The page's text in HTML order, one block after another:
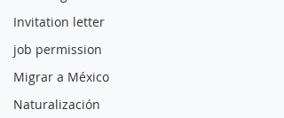
Invitation letter
job permission
Migrar a México
Naturalización